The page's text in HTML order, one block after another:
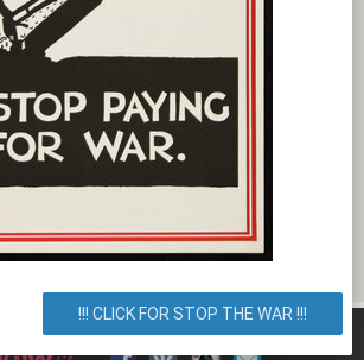
!!! CLICK FOR STOP THE WAR !!!